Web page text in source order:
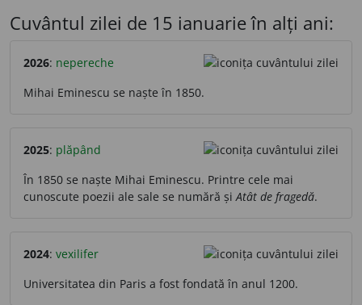
Cuvântul zilei de 15 ianuarie în alți ani:
2026: nepereche
Mihai Eminescu se naște în 1850.
2025: plăpând
În 1850 se naște Mihai Eminescu. Printre cele mai
cunoscute poezii ale sale se numără și Atât de fragedă.
2024: vexilifer
Universitatea din Paris a fost fondată în anul 1200.